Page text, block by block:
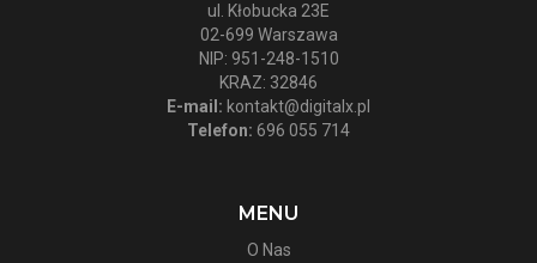
ul. Kłobucka 23E
02-699 Warszawa
NIP: 951-248-1510
KRAZ: 32846
E-mail: kontakt@digitalx.pl
Telefon: 696 055 714
MENU
O Nas